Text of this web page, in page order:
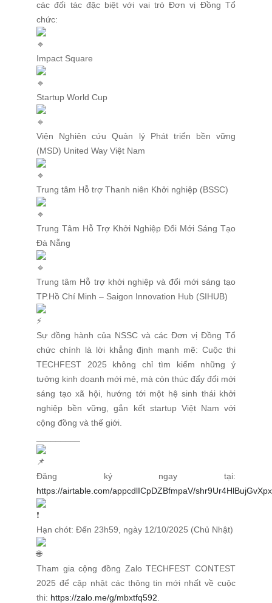
các đối tác đặc biệt với vai trò Đơn vị Đồng Tổ
chức:
Impact Square
Startup World Cup
Viện Nghiên cứu Quản lý Phát triển bền vững
(MSD) United Way Việt Nam
Trung tâm Hỗ trợ Thanh niên Khởi nghiệp (BSSC)
Trung Tâm Hỗ Trợ Khởi Nghiệp Đổi Mới Sáng Tạo
Đà Nẵng
Trung tâm Hỗ trợ khởi nghiệp và đổi mới sáng tạo
TP.Hồ Chí Minh – Saigon Innovation Hub (SIHUB)
Sự đồng hành của NSSC và các Đơn vị Đồng Tổ
chức chính là lời khẳng định mạnh mẽ: Cuộc thi
TECHFEST 2025 không chỉ tìm kiếm những ý
tưởng kinh doanh mới mẻ, mà còn thúc đẩy đổi mới
sáng tạo xã hội, hướng tới một hệ sinh thái khởi
nghiệp bền vững, gắn kết startup Việt Nam với
cộng đồng và thế giới.
Đăng ký ngay tại:
https://airtable.com/appcdlICpDZBfmpaV/shr9Ur4HlBujGvXpx
Hạn chót: Đến 23h59, ngày 12/10/2025 (Chủ Nhật)
Tham gia cộng đồng Zalo TECHFEST CONTEST
2025 để cập nhật các thông tin mới nhất về cuộc
thi: https://zalo.me/g/mbxtfq592